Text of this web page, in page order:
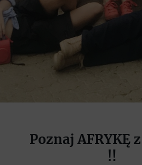
Poznaj AFRYKĘ
!!